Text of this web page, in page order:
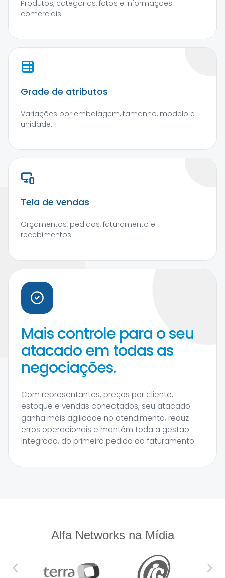
Produtos, categorias, fotos e informações
comerciais.
Grade de atributos
Variações por embalagem, tamanho, modelo e
unidade.
Tela de vendas
Orçamentos, pedidos, faturamento e
recebimentos.
Mais controle para o seu
atacado em todas as
negociações.
Com representantes, preços por cliente,
estoque e vendas conectados, seu atacado
ganha mais agilidade no atendimento, reduz
erros operacionais e mantém toda a gestão
integrada, do primeiro pedido ao faturamento.
Alfa Networks na Mídia
‹ ›